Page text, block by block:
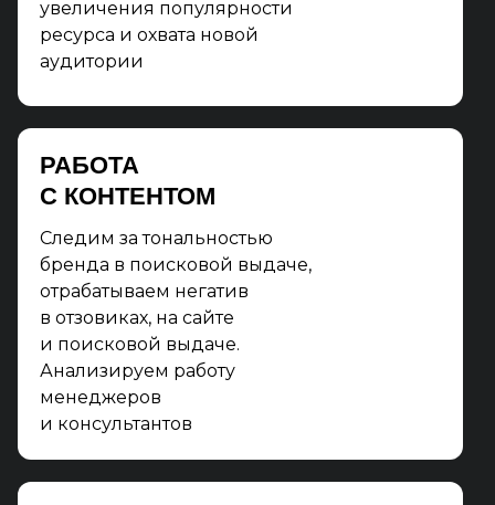
увеличения популярности
ресурса и охвата новой
аудитории
РАБОТА
С КОНТЕНТОМ
Следим за тональностью
бренда в поисковой выдаче,
отрабатываем негатив
в отзовиках, на сайте
и поисковой выдаче.
Анализируем работу
менеджеров
и консультантов